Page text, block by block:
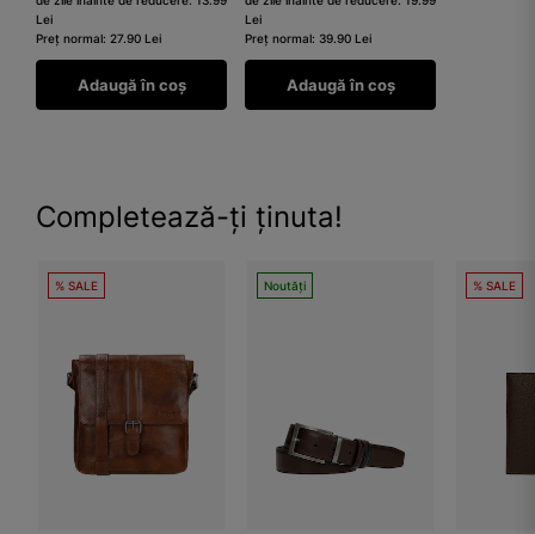
Lei
Preț normal: 27.90 Lei
Adaugă în coș
Lei
Preț normal: 39.90 Lei
Adaugă în coș
Completează-ți ținuta!
% SALE Noutăți % SALE